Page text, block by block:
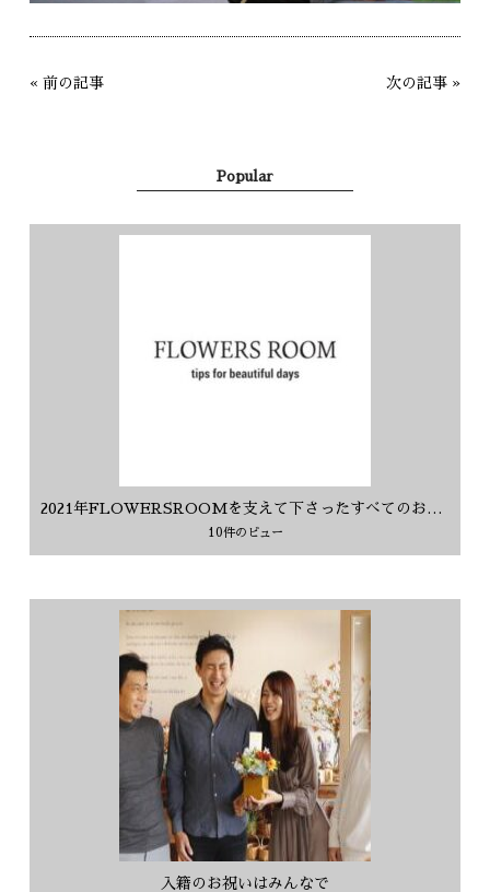
« 前の記事 次の記事 »
Popular
10件のビュー
入籍のお祝いはみんなで